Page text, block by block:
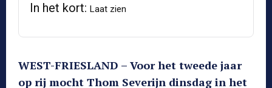
In het kort: Laat zien
WEST-FRIESLAND – Voor het tweede jaar
op rij mocht Thom Severijn dinsdag in het